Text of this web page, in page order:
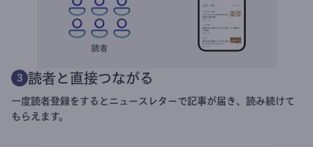
3 読者と直接つながる
一度読者登録をするとニュースレターで記事が届き、読み続けて
もらえます。